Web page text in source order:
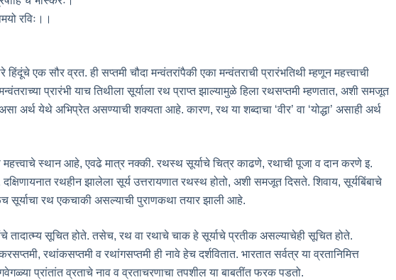
रविः।।
एक सौर व्रत. ही सप्तमी चौदा मन्वंतरांपैकी एका मन्वंतराची प्रारंभतिथी म्हणून महत्त्वाची
प्रारंभी याच तिथीला सूर्याला रथ प्राप्त झाल्यामुळे हिला रथसप्तमी म्हणतात, अशी समजूत
अर्थ येथे अभिप्रेत असण्याची शक्यता आहे. कारण, रथ या शब्दाचा ‘वीर’ वा ‘योद्धा’ असाही अर्थ
महत्त्वाचे स्थान आहे, एवढे मात्र नक्की. रथस्थ सूर्याचे चित्र काढणे, रथाची पूजा व दान करणे इ.
रथहीन झालेला सूर्य उत्तरायणात रथस्थ होतो, अशी समजूत दिसते. शिवाय, सूर्यबिंबाचे
सूर्याचा रथ एकचाकी असल्याची पुराणकथा तयार झाली आहे.
तादात्म्य सूचित होते. तसेच, रथ वा रथाचे चाक हे सूर्याचे प्रतीक असल्याचेही सूचित होते.
रथांकसप्तमी व रथांगसप्तमी ही नावे हेच दर्शवितात. भारतात सर्वत्र या व्रतानिमित्त
प्रांतांत व्रताचे नाव व व्रताचरणाचा तपशील या बाबतींत फरक पडतो.